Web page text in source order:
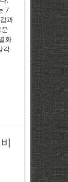
7
과
화
각